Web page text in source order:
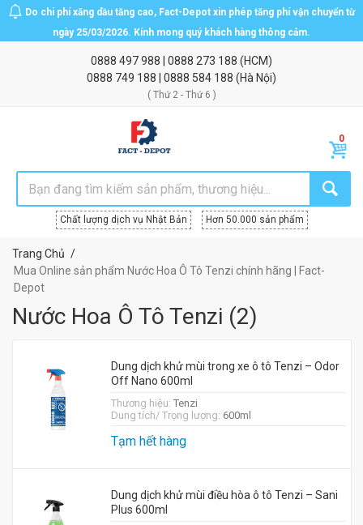
Do chi phí xăng dầu tăng cao, Fact-Depot xin phép tăng phí vận chuyển từ
ngày 25/03/2026. Kính mong quý khách hàng thông cảm.
0888 497 988 0888 273 188 (HCM)
0888 749 188
0888 584 188 (Hà Nội)
( Thứ 2 - Thứ 6 )
Chất lượng dịch vụ Nhật Bản Hơn 50.000 sản phẩm
Trang Chủ
Mua Online sản phẩm Nước Hoa Ô Tô Tenzi chính hãng | Fact-
Depot
Nước Hoa Ô Tô Tenzi (2)
Dung dịch khử mùi trong xe ô tô Tenzi – Odor
Off Nano 600ml
Thương hiệu: Tenzi
Dung tích/ Trọng lượng: 600ml
Tạm hết hàng
Dung dịch khử mùi điều hòa ô tô Tenzi – Sani
Plus 600ml